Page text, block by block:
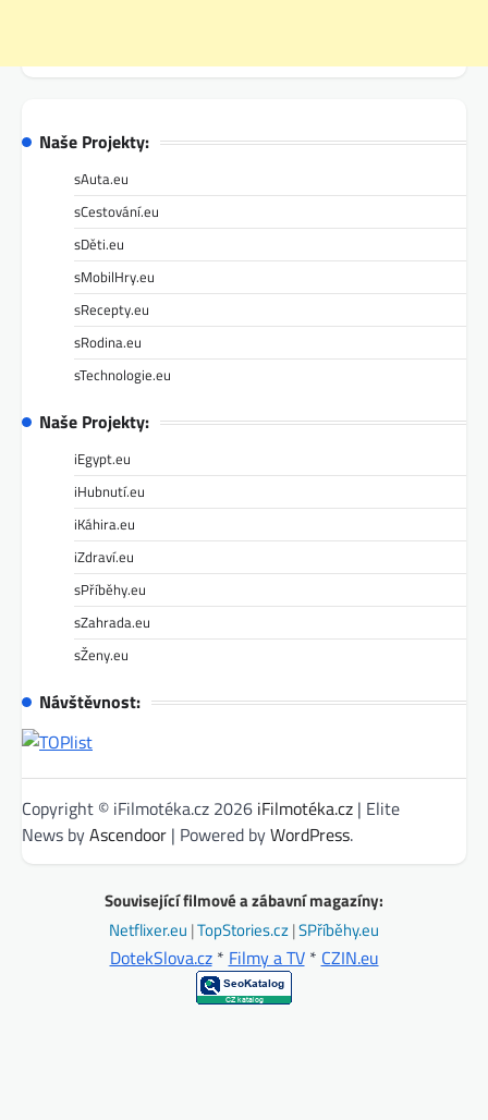
Naše Projekty:
sAuta.eu
sCestování.eu
sDěti.eu
sMobilHry.eu
sRecepty.eu
sRodina.eu
sTechnologie.eu
Naše Projekty:
iEgypt.eu
iHubnutí.eu
iKáhira.eu
iZdraví.eu
sPříběhy.eu
sZahrada.eu
sŽeny.eu
Návštěvnost:
Copyright © iFilmotéka.cz 2026 iFilmotéka.cz | Elite
News byAscendoor | Powered byWordPress.
Související filmové a zábavní magazíny:
Netflixer.eu |TopStories.cz|SPříběhy.eu
DotekSlova.cz* Filmy a TV* CZIN.eu